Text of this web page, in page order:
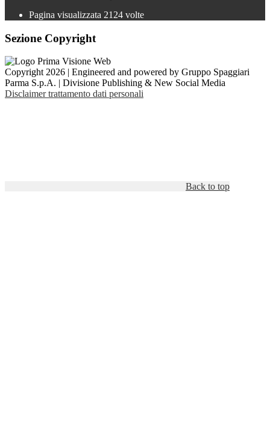
Pagina visualizzata 2124 volte
Sezione Copyright
Copyright 2026 | Engineered and powered by Gruppo Spaggiari
Parma S.p.A. | Divisione Publishing & New Social Media
Disclaimer trattamento dati personali
Back to top